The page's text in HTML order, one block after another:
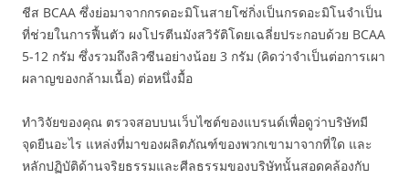
ชีส BCAA ซึ่งย่อมาจากกรดอะมิโนสายโซ่กิ่งเป็นกรดอะมิโนจำเป็น
ที่ช่วยในการฟื้นตัว ผงโปรตีนมังสวิรัติโดยเฉลี่ยประกอบด้วย BCAA
5-12 กรัม ซึ่งรวมถึงลิวซีนอย่างน้อย 3 กรัม (คิดว่าจำเป็นต่อการเผา
ผลาญของกล้ามเนื้อ) ต่อหนึ่งมื้อ
ทำวิจัยของคุณ ตรวจสอบบนเว็บไซต์ของแบรนด์เพื่อดูว่าบริษัทมี
จุดยืนอะไร แหล่งที่มาของผลิตภัณฑ์ของพวกเขามาจากที่ใด และ
หลักปฏิบัติด้านจริยธรรมและศีลธรรมของบริษัทนั้นสอดคล้องกับ